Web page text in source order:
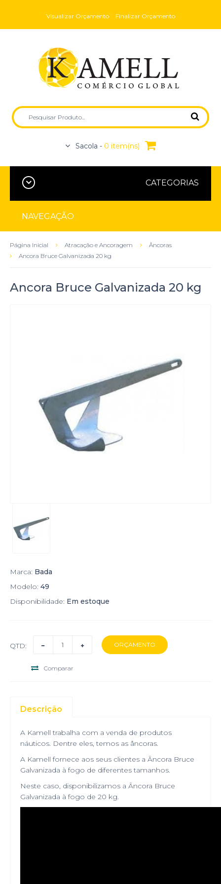
Visualizar Orçamento Finalizar Orçamento
Sacola - 0 item(ns)
CATEGORIAS
NAVEGAÇÃO
Página Inicial Atracação e Ancoragem
Âncoras
Ancora Bruce Galvanizada 20 kg
Ancora Bruce Galvanizada 20 kg
Marca: Bada
Modelo: 49
Disponibilidade: Em estoque
QTD:
Comparar
Descrição
A Kamell trabalha com a venda de produtos
náuticos. Dentre eles, temos as âncoras.
A Kamell fornece aos seus clientes a Âncora Bruce
Galvanizada à fogo de diferentes tamanhos.
Neste caso, disponibilizamos a Âncora Bruce
Galvanizada à fogo de 20 kg.